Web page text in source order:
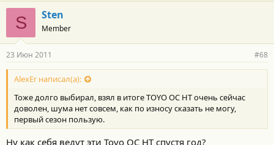
S Sten
Member
23 Июн 2011 #68
AlexEr написал(а):
Тоже долго выбирал, взял в итоге TOYO OC HT очень сейчас
доволен, шума нет совсем, как по износу сказать не могу,
первый сезон пользую.
Ну как себя ведут эти Toyo OC HT спустя год?